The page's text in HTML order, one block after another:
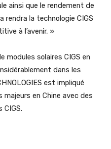
ainsi que le rendement de
rendra la technologie CIGS
à l’avenir. »
modules solaires CIGS en
dans les
est impliqué
en Chine avec des
CIGS.